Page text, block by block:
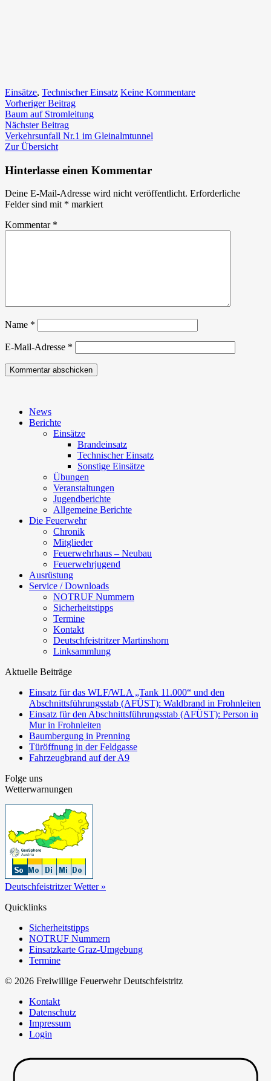
Einsätze, Technischer Einsatz Keine Kommentarezu
Beitragsnavigation
Vorheriger BeitragVorheriger
Beitrag:
Baum auf Stromleitung
Nächster BeitragNächster
Beitrag:
Verkehrsunfall Nr.1 im Gleinalmtunnel
Zur Übersicht
Hinterlasse einen Kommentar
Deine E-Mail-Adresse wird nicht veröffentlicht. Erforderliche
Felder sind mit * markiert
Kommentar *
Name *
E-Mail-Adresse *
News
Berichte
Einsätze
Brandeinsatz
Technischer Einsatz
Sonstige Einsätze
Übungen
Veranstaltungen
Jugendberichte
Allgemeine Berichte
Die Feuerwehr
Chronik
Mitglieder
Feuerwehrhaus – Neubau
Feuerwehrjugend
Ausrüstung
Service / Downloads
NOTRUF Nummern
Sicherheitstipps
Termine
Kontakt
Deutschfeistritzer Martinshorn
Linksammlung
Aktuelle Beiträge
Einsatz für das WLF/WLA „Tank 11.000“ und den
Abschnittsführungsstab (AFÜST): Waldbrand in Frohnleiten
Einsatz für den Abschnittsführungsstab (AFÜST): Person in
Mur in Frohnleiten
Baumbergung in Prenning
Türöffnung in der Feldgasse
Fahrzeugbrand auf der A9
Folge uns
Wetterwarnungen
Deutschfeistritzer Wetter »
Quicklinks
Sicherheitstipps
NOTRUF Nummern
Einsatzkarte Graz-Umgebung
Termine
© 2026 Freiwillige Feuerwehr Deutschfeistritz
Kontakt
Datenschutz
Impressum
Login